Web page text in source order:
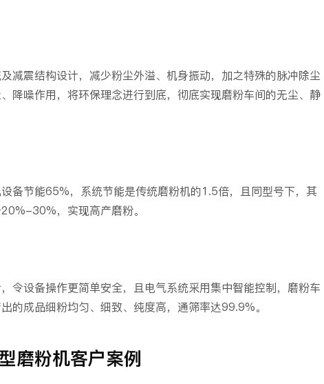
减震结构设计，减少粉尘外溢、机身振动，加之特殊的脉冲除尘
降噪作用，将环保理念进行到底，彻底实现磨粉车间的无尘、静
备节能65%，系统节能是传统磨粉机的1.5倍，且同型号下，其
30%，实现高产磨粉。
令设备操作更简单安全，且电气系统采用集中智能控制，磨粉车
的成品细粉均匀、细致、纯度高，通筛率达99.9%。
磨粉机客户案例